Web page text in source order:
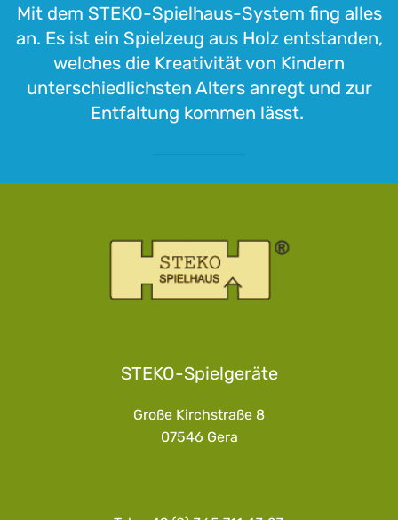
Mit dem STEKO-Spielhaus-System fing alles
an. Es ist ein Spielzeug aus Holz entstanden,
welches die Kreativität von Kindern
unterschiedlichsten Alters anregt und zur
Entfaltung kommen lässt.
STEKO-Spielgeräte
Große Kirchstraße 8
07546 Gera